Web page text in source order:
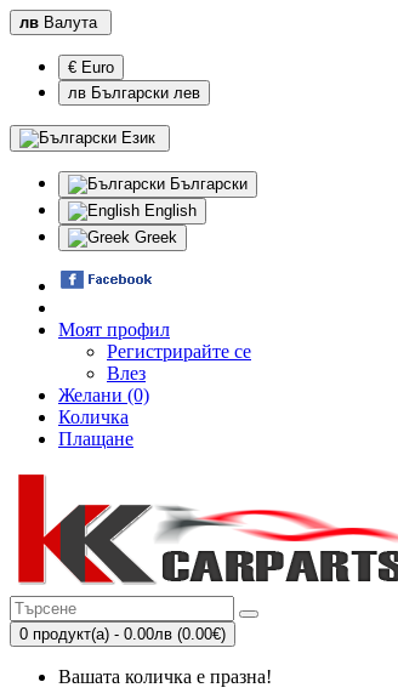
лв Валута
€ Euro
лв Български лев
Език
Български
English
Greek
Моят профил
Регистрирайте се
Влез
Желани (0)
Количка
Плащане
0 продукт(а) - 0.00лв (0.00€)
Вашата количка е празна!